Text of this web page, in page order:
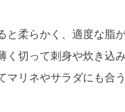
と柔らかく、適度な脂
く切って刺身や炊き込
リネやサラダにも合う